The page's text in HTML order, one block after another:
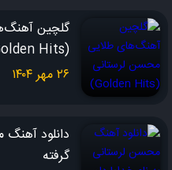
تو این دیار بی
نری
گلچین
(Golden Hits)
۲۶ مهر ۱۴۰۴
دانلود
گرفته